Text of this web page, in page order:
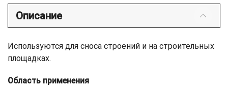
Описание
Используются для сноса строений и на строительных
площадках.
Область применения